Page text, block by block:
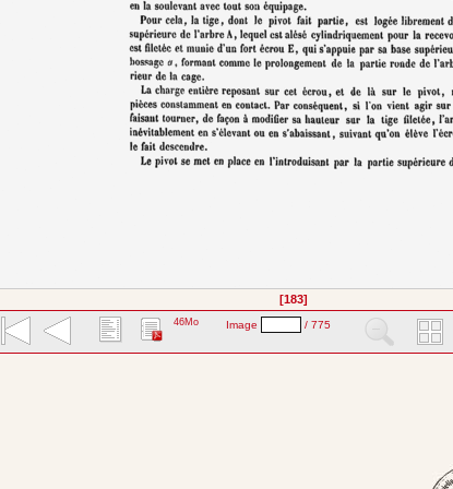
[183]
46Mo Image / 775